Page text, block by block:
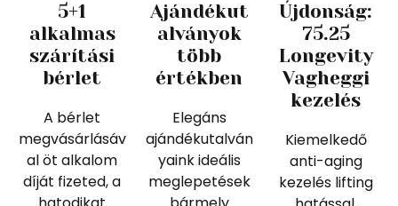
5+1
alkalmas
szárítási
bérlet
A bérlet
megvásárlásáv
al öt alkalom
díját fizeted, a
Ajándékut
alványok
több
értékben
Elegáns
ajándékutalván
yaink ideális
meglepetések
Újdonság:
75.25
Longevity
Vagheggi
kezelés
Kiemelkedő
anti-aging
kezelés lifting